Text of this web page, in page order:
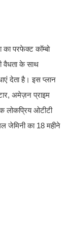
परफेक्ट कॉम्बो
वैधता के साथ
देता है। इस प्लान
अमेज़न प्राइम
लोकप्रिय ओटीटी
जेमिनी का 18 महीने